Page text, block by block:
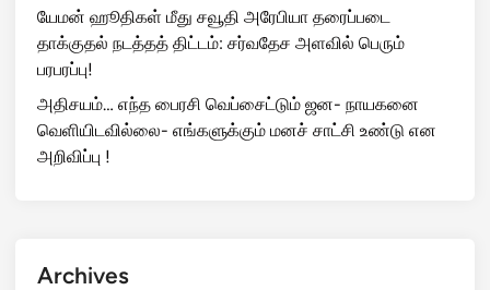
யேமன் ஹூதிகள் மீது சவூதி அரேபியா தரைப்படை
தாக்குதல் நடத்தத் திட்டம்: சர்வதேச அளவில் பெரும்
பரபரப்பு!
அதிசயம்… எந்த பைரசி வெப்சைட்டும் ஜன- நாயகனை
வெளியிடவில்லை- எங்களுக்கும் மனச் சாட்சி உண்டு என
அறிவிப்பு !
Archives